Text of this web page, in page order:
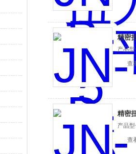
精密
产品型
查
精密
产品
查